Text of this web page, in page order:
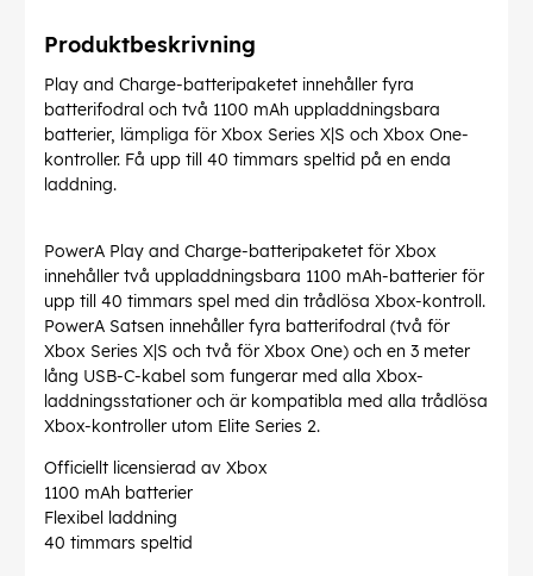
Produktbeskrivning
Play and Charge-batteripaketet innehåller fyra
batterifodral och två 1100 mAh uppladdningsbara
batterier, lämpliga för Xbox Series X|S och Xbox One-
kontroller. Få upp till 40 timmars speltid på en enda
laddning.
PowerA Play and Charge-batteripaketet för Xbox
innehåller två uppladdningsbara 1100 mAh-batterier för
upp till 40 timmars spel med din trådlösa Xbox-kontroll.
PowerA Satsen innehåller fyra batterifodral (två för
Xbox Series X|S och två för Xbox One) och en 3 meter
lång USB-C-kabel som fungerar med alla Xbox-
laddningsstationer och är kompatibla med alla trådlösa
Xbox-kontroller utom Elite Series 2.
Officiellt licensierad av Xbox
1100 mAh batterier
Flexibel laddning
40 timmars speltid